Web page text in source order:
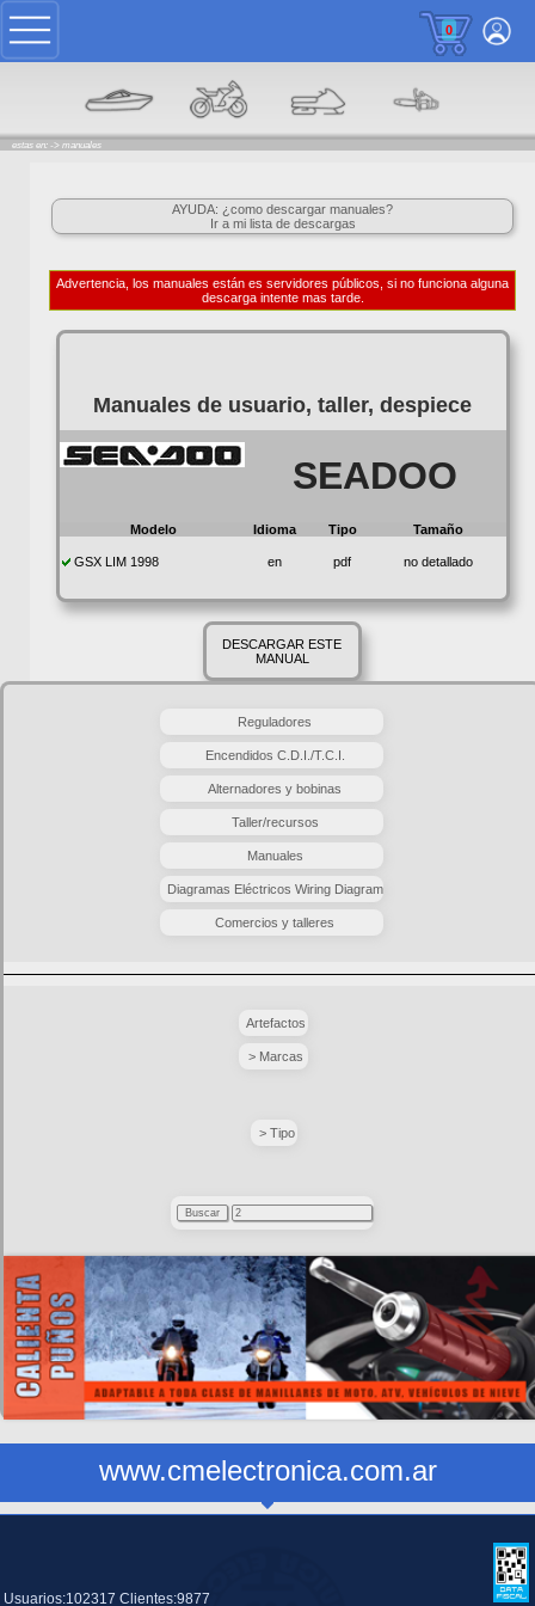
0
estas en: -> manuales
AYUDA: ¿como descargar manuales?
Ir a mi lista de descargas
Advertencia, los manuales están es servidores públicos, si no funciona alguna
descarga intente mas tarde.
Manuales de usuario, taller, despiece
SEADOO
Modelo Idioma Tipo Tamaño
GSX LIM 1998 en pdf no detallado
DESCARGAR ESTE
MANUAL
Reguladores
Encendidos C.D.I./T.C.I.
Alternadores y bobinas
Taller/recursos
Manuales
Diagramas Eléctricos Wiring Diagram
Comercios y talleres
Artefactos
> Marcas
> Tipo
www.cmelectronica.com.ar
Usuarios:102317 Clientes:9877